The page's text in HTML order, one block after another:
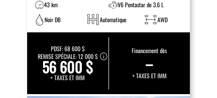
43 km
V6 Pentastar de 3.6 L
Noir DB
Automatique AWD
PDSF:68 600 $
REMISE SPÉCIALE:12 000 $
56 600 $
+ TAXES ET IMM
Financement dès
–
+ TAXES ET IMM